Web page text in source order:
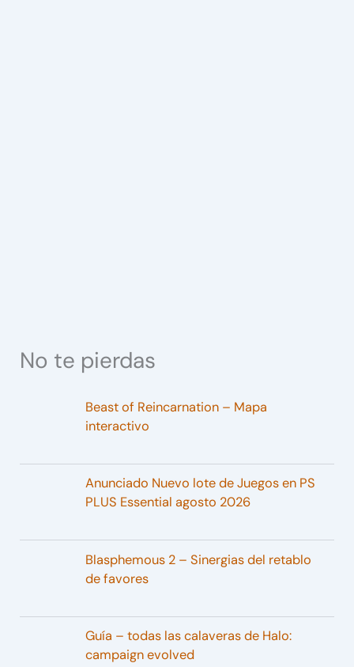
No te pierdas
Beast of Reincarnation – Mapa
interactivo
Anunciado Nuevo lote de Juegos en PS
PLUS Essential agosto 2026
Blasphemous 2 – Sinergias del retablo
de favores
Guía – todas las calaveras de Halo:
campaign evolved